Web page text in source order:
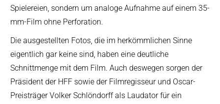
Spielereien, sondern um analoge Aufnahme auf einem 35-
mm-Film ohne Perforation.
Die ausgestellten Fotos, die im herkömmlichen Sinne
eigentlich gar keine sind, haben eine deutliche
Schnittmenge mit dem Film. Auch deswegen sorgen der
Präsident der HFF sowie der Filmregisseur und Oscar-
Preisträger Volker Schlöndorff als Laudator für ein